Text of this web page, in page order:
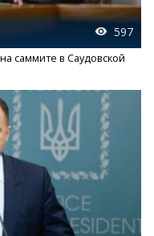
597
саммите в Саудовской